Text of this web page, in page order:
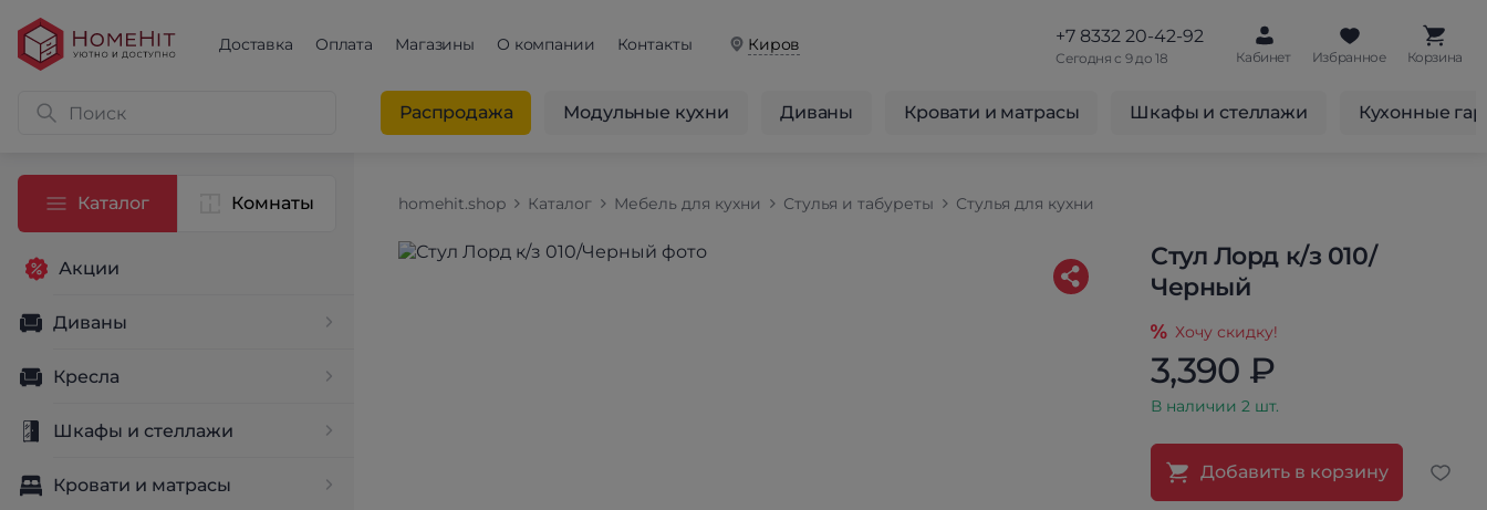
Доставка Оплата Магазины О компании Контакты Киров +7 8332 20-42-92
Сегодня с 9 до 18 Кабинет Избранное Корзина
Распродажа Модульные кухни Диваны Кровати и матрасы Шкафы и стеллажи Кухонные
Каталог Комнаты
Акции
Диваны
Кресла
Шкафы и стеллажи
Кровати и матрасы
homehit.shop Каталог Мебель для кухни Стулья и табуреты Стулья для кухни
Стул Лорд к/з 010/
Черный
Хочу скидку!
3,390 ₽
В наличии 2 шт.
Добавить в корзину